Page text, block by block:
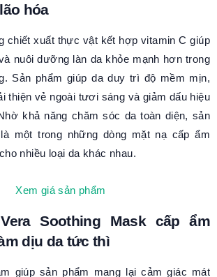
hóa
chiết xuất thực vật kết hợp vitamin C giúp
nuôi dưỡng làn da khỏe mạnh hơn trong
Sản phẩm giúp da duy trì độ mềm mịn,
thiện vẻ ngoài tươi sáng và giảm dấu hiệu
khả năng chăm sóc da toàn diện, sản
một trong những dòng mặt nạ cấp ẩm
nhiều loại da khác nhau.
Xem giá sản phẩm
Soothing Mask cấp ẩm
dịu da tức thì
giúp sản phẩm mang lại cảm giác mát